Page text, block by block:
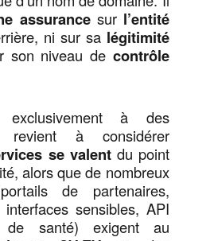
assurancesur l’entité
ni sur sa légitimité
son niveau de contrôle
exclusivement à des
revient à considérer
se valentdu point
alors que de nombreux
de partenaires,
sensibles, API
de santé) exigent au